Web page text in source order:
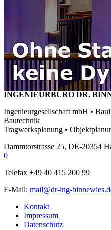
INGENIEURBÜRO DR.
Ingenieurgesellschaft mbH •
Bautechnik
Tragwerksplanung •
Dammtorstrasse 25, DE-20354
0
Telefax +49 40 415 200 99
E-Mail: mail@dr-ing-
Kontakt
Impressum
Datenschutz